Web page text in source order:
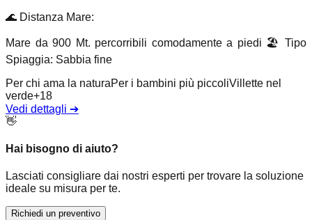
🌊 Distanza Mare:
Mare da 900 Mt. percorribili comodamente a piedi 🏖️ Tipo
Spiaggia: Sabbia fine
Per chi ama la naturaPer i bambini più piccoliVillette nel
verde+18
Vedi dettagli ➔
👋
Hai bisogno di aiuto?
Lasciati consigliare dai nostri esperti per trovare la soluzione
ideale su misura per te.
Richiedi un preventivo